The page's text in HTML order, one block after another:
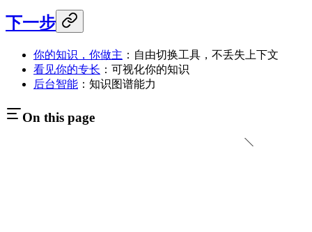
下一步
你的知识，你做主 ：自由切换工具，不丢失上下文
看见你的专长 ：可视化你的知识
后台智能 ：知识图谱能力
On this page